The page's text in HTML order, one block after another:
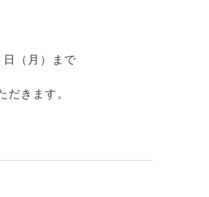
日（月）まで
だきます。